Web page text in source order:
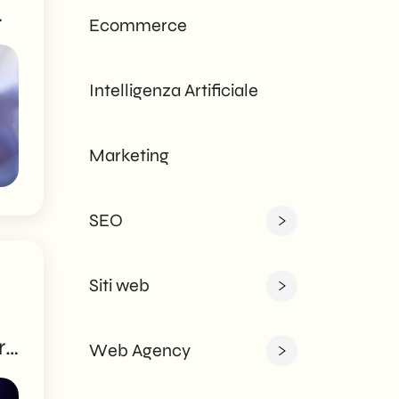
soluzioni digitali su
o privata.
Ecommerce
Intelligenza Artificiale
Marketing
SEO
Siti web
Web Agency